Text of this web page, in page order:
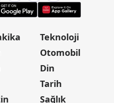
Teknoloji
Otomobil
Din
Tarih
Sağlık